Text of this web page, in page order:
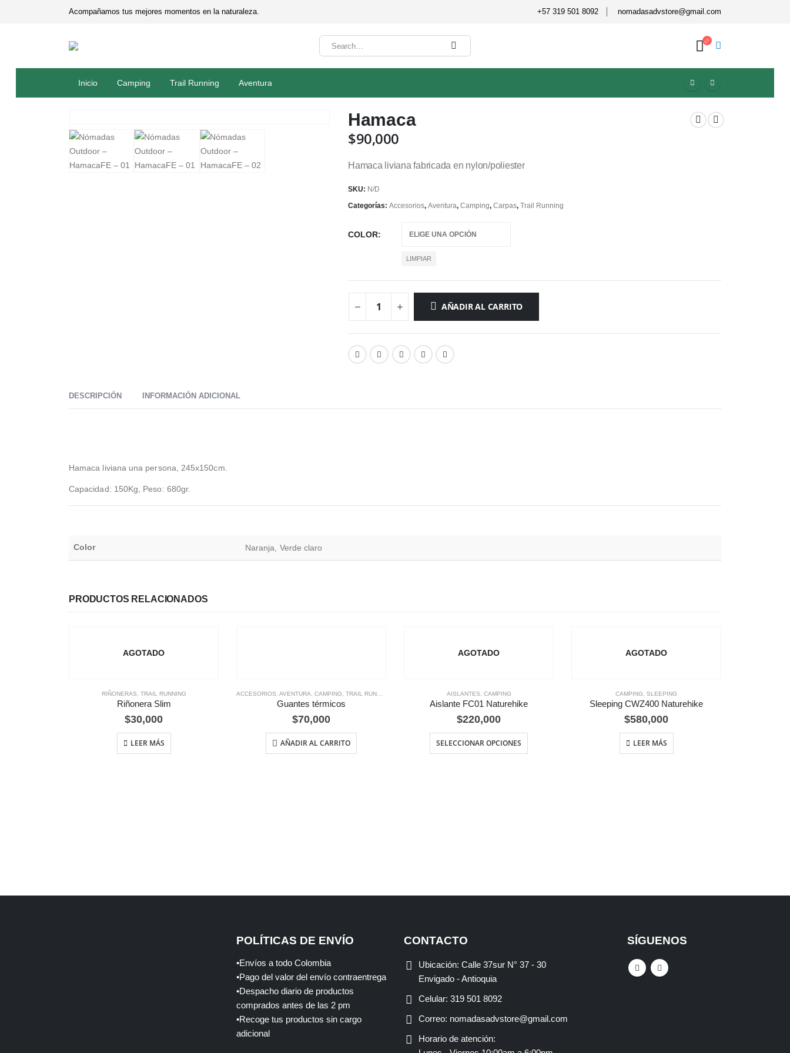
Acompañamos tus mejores momentos en la naturaleza. +57 319 501 8092 nomadasadvstore@gmail.com
Inicio Camping Trail Running Aventura
Hamaca
$90,000
Hamaca liviana fabricada en nylon/poliester
SKU: N/D
Categorías: Accesorios, Aventura, Camping, Carpas, Trail Running
COLOR
LIMPIAR
AÑADIR AL CARRITO
DESCRIPCIÓN INFORMACIÓN ADICIONAL
Hamaca liviana una persona, 245x150cm.
Capacidad: 150Kg, Peso: 680gr.
Color Naranja, Verde claro
PRODUCTOS RELACIONADOS
AGOTADO
RIÑONERAS TRAIL RUNNING
Riñonera Slim
$30,000
LEER MÁS
ACCESORIOS AVENTURA CAMPING TRAIL RUNNING
Guantes térmicos
$70,000
AÑADIR AL CARRITO
AGOTADO
AISLANTES CAMPING
Aislante FC01 Naturehike
$220,000
SELECCIONAR OPCIONES
AGOTADO
CAMPING SLEEPING
Sleeping CWZ400 Naturehike
$580,000
LEER MÁS
POLÍTICAS DE ENVÍO
•Envíos a todo Colombia
•Pago del valor del envío contraentrega
•Despacho diario de productos
comprados antes de las 2 pm
•Recoge tus productos sin cargo
adicional
CONTACTO
Ubicación: Calle 37sur N° 37 - 30
Envigado - Antioquia
Celular: 319 501 8092
Correo: nomadasadvstore@gmail.com
Horario de atención:
SÍGUENOS